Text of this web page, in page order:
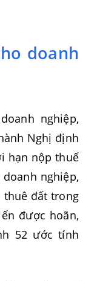
doanh
nghiệp,
Nghị định
hạn nộp thuế
nghiệp,
thuê đất trong
được hoãn,
52 ước tính